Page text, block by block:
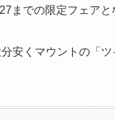
までの限定フェアと
安くマウントの「